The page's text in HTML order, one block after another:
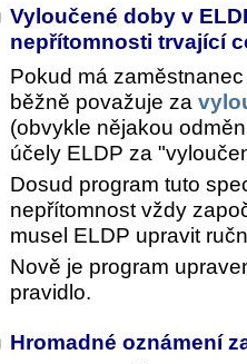
Vyloučené doby v
nepřítomnosti trvající
Pokud má
běžně považuje za
(obvykle nějakou
účely ELDP za
Dosud program tuto
nepřítomnost vždy
musel ELDP upravit
Nově je program
pravidlo.
Hromadné oznámení